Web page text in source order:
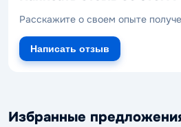
Расскажите о своем опыте
Написать отзыв
Избранные